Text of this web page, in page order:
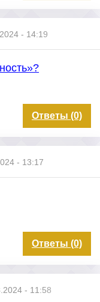
- 14:19
Ответы (0)
- 13:17
Ответы (0)
- 11:58